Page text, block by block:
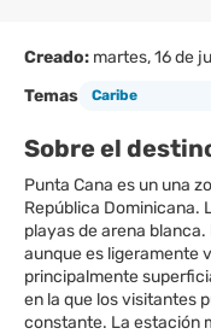
Creado: martes, 16 de
Temas
Caribe
Sobre el
Punta Cana es un una
República Dominicana.
playas de arena
aunque es ligeramente
principalmente
en la que los visitantes
constante. La estación